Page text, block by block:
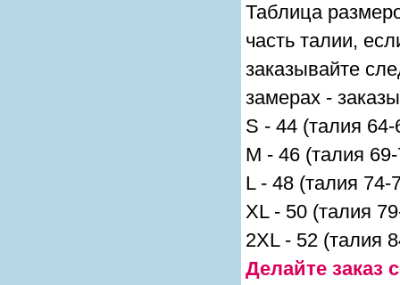
Таблица
часть талии,
заказывайте
замерах -
S - 44 (талия
M - 46 (талия
L - 48 (талия
XL - 50 (талия
2XL - 52 (талия
Делайте заказ